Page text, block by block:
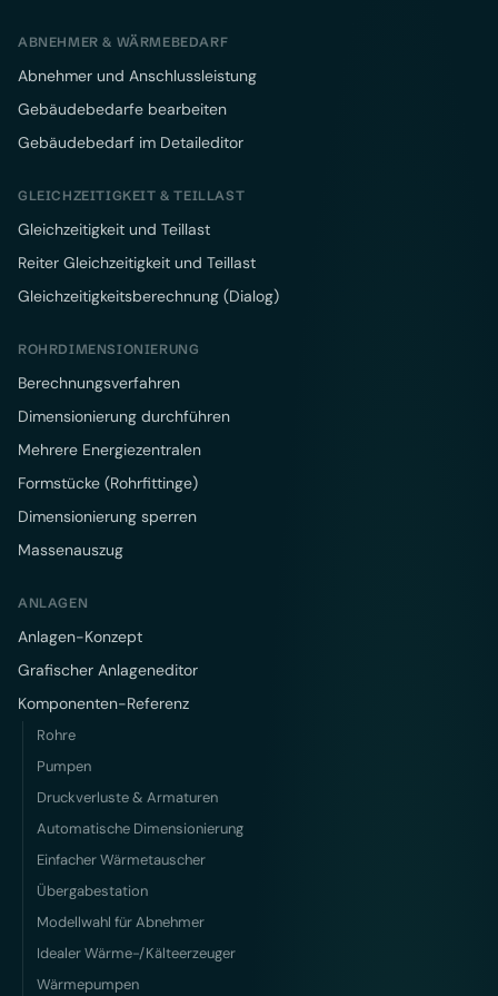
ABNEHMER & WÄRMEBEDARF
Abnehmer und Anschlussleistung
Gebäudebedarfe bearbeiten
Gebäudebedarf im Detaileditor
GLEICHZEITIGKEIT & TEILLAST
Gleichzeitigkeit und Teillast
Reiter Gleichzeitigkeit und Teillast
Gleichzeitigkeitsberechnung (Dialog)
ROHRDIMENSIONIERUNG
Berechnungsverfahren
Dimensionierung durchführen
Mehrere Energiezentralen
Formstücke (Rohrfittinge)
Dimensionierung sperren
Massenauszug
ANLAGEN
Anlagen-Konzept
Grafischer Anlageneditor
Komponenten-Referenz
Rohre
Pumpen
Druckverluste & Armaturen
Automatische Dimensionierung
Einfacher Wärmetauscher
Übergabestation
Modellwahl für Abnehmer
Idealer Wärme-/Kälteerzeuger
Wärmepumpen